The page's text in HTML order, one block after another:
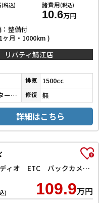
(税込) 諸費用(税込)
10.6万円
整備付
ヶ月・1000km )
リバティ鯖江店
排気 1500cc
アラバスターシルバーメタリック 修復 無
詳細はこちら
EX ハイブリッド ディスプレイオーディオ ETC バックカメラ オートクルーズコントロール レーンアシスト 衝突被害軽減システム オートライト LEDヘッドランプ パワーシート アイドリングストップ
) 109.9万円